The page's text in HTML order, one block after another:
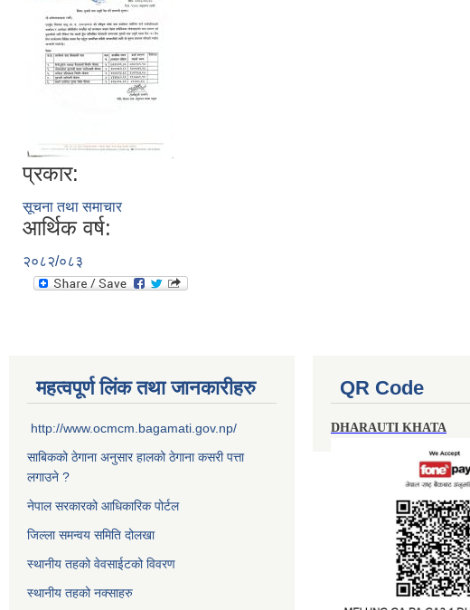
प्रकार:
सूचना तथा समाचार
आर्थिक वर्ष:
२०८२/०८३
महत्वपूर्ण लिंक तथा जानकारीहरु
http://www.ocmcm.bagamati.gov.np/
साबिकको ठेगाना अनुसार हालको ठेगाना कसरी पत्ता
लगाउने ?
नेपाल सरकारको आधिकारिक पोर्टल
जिल्ला समन्वय समिति दोलखा
स्थानीय तहको वेवसाईटको विवरण
स्थानीय तहको नक्साहरु
QR Code
DHARAUTI KHATA